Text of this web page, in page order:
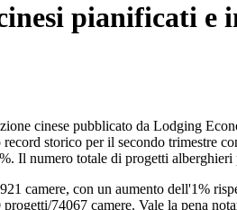
pianificati e
cinese pubblicato da Lodging
storico per il secondo trimestre
Il numero totale di progetti
camere, con un aumento dell'1%
74067 camere. Vale la pena